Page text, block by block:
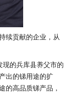
续贡献的企业，从
现的兵库县养父市的
出的锑用途的扩
的高品质锑产品，